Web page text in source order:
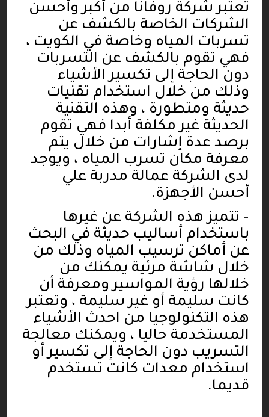
تعتبر شركة روفانا من أكبر وأحسن
الشركات الخاصة بالكشف عن
تسربات المياه وخاصة في الكويت ،
فهي تقوم بالكشف عن التسربات
دون الحاجة إلى تكسير الأشياء
وذلك من خلال استخدام تقنيات
حديثة ومتطورة ، وهذه التقنية
الحديثة غير مكلفة أبدا فهي تقوم
برصد عدة إشارات من خلال يتم
معرفة مكان تسرب المياه ، ويوجد
لدى الشركة عمالة مدربة علي
أحسن الأجهزة.
– تتميز هذه الشركة عن غيرها
باستخدام أساليب حديثة في البحث
عن أماكن ترسيب المياه وذلك من
خلال شاشة مرئية يمكنك من
خلالها رؤية المواسير ومعرفة أن
كانت سليمة أو غير سليمة ، وتعتبر
هذه التكنولوجيا من احدث الأشياء
المستخدمة حاليا ، ويمكنك معالجة
التسريب دون الحاجة إلى تكسير أو
استخدام معدات كانت تستخدم
قديما.